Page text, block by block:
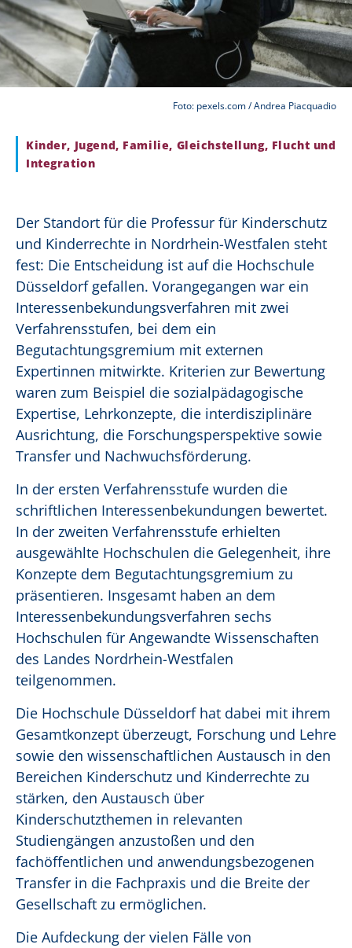
Foto: pexels.com / Andrea Piacquadio
Kinder, Jugend, Familie, Gleichstellung, Flucht und
Integration
Der Standort für die Professur für Kinderschutz
und Kinderrechte in Nordrhein-Westfalen steht
fest: Die Entscheidung ist auf die Hochschule
Düsseldorf gefallen. Vorangegangen war ein
Interessenbekundungsverfahren mit zwei
Verfahrensstufen, bei dem ein
Begutachtungsgremium mit externen
Expertinnen mitwirkte. Kriterien zur Bewertung
waren zum Beispiel die sozialpädagogische
Expertise, Lehrkonzepte, die interdisziplinäre
Ausrichtung, die Forschungsperspektive sowie
Transfer und Nachwuchsförderung.
In der ersten Verfahrensstufe wurden die
schriftlichen Interessenbekundungen bewertet.
In der zweiten Verfahrensstufe erhielten
ausgewählte Hochschulen die Gelegenheit, ihre
Konzepte dem Begutachtungsgremium zu
präsentieren. Insgesamt haben an dem
Interessenbekundungsverfahren sechs
Hochschulen für Angewandte Wissenschaften
des Landes Nordrhein-Westfalen
teilgenommen.
Die Hochschule Düsseldorf hat dabei mit ihrem
Gesamtkonzept überzeugt, Forschung und Lehre
sowie den wissenschaftlichen Austausch in den
Bereichen Kinderschutz und Kinderrechte zu
stärken, den Austausch über
Kinderschutzthemen in relevanten
Studiengängen anzustoßen und den
fachöffentlichen und anwendungsbezogenen
Transfer in die Fachpraxis und die Breite der
Gesellschaft zu ermöglichen.
Die Aufdeckung der vielen Fälle von